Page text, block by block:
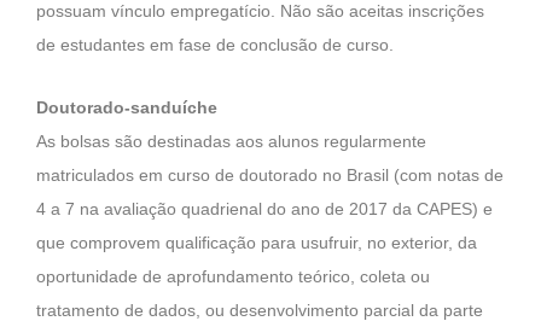
possuam vínculo empregatício. Não são aceitas inscrições
de estudantes em fase de conclusão de curso.
Doutorado-sanduíche
As bolsas são destinadas aos alunos regularmente
matriculados em curso de doutorado no Brasil (com notas de
4 a 7 na avaliação quadrienal do ano de 2017 da CAPES) e
que comprovem qualificação para usufruir, no exterior, da
oportunidade de aprofundamento teórico, coleta ou
tratamento de dados, ou desenvolvimento parcial da parte